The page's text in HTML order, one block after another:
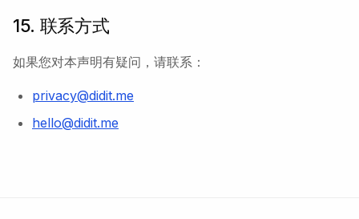
15. 联系方式
如果您对本声明有疑问，请联系：
privacy@didit.me
hello@didit.me